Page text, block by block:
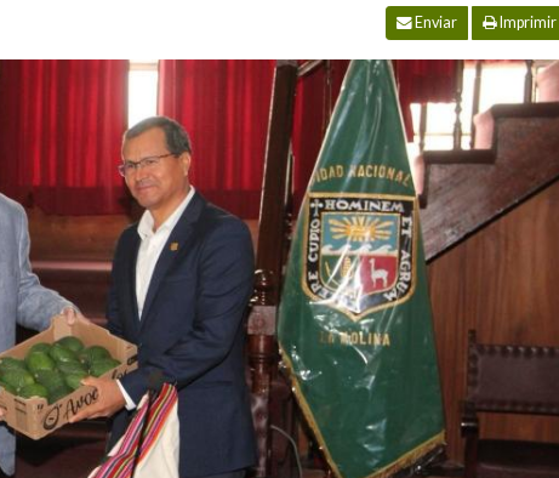
Enviar Imprimir